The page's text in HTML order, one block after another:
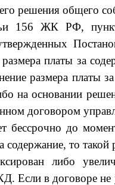
решения общего
156 ЖК РФ,
платы за
размера платы
на основании
договором
бессрочно до
содержание, то
либо
Если в договоре не